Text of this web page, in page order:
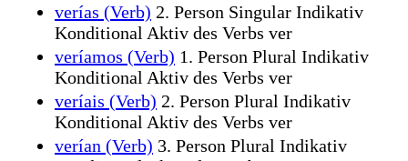
verías (Verb) 2. Person Singular Indikativ
Konditional Aktiv des Verbs ver
veríamos (Verb) 1. Person Plural Indikativ
Konditional Aktiv des Verbs ver
veríais (Verb) 2. Person Plural Indikativ
Konditional Aktiv des Verbs ver
verían (Verb) 3. Person Plural Indikativ